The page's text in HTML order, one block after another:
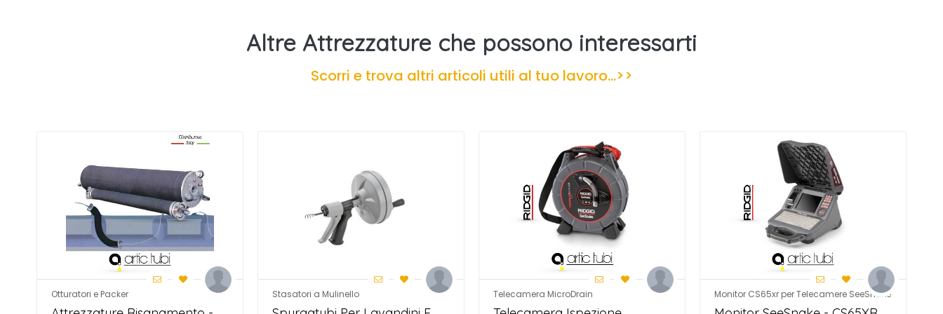
Altre Attrezzature che possono interessarti
Scorri e trova altri articoli utili al tuo lavoro...>>
Otturatori e Packer Stasatori a Mulinello Telecamera MicroDrain Monitor CS65xr per Telecamere SeeSnake